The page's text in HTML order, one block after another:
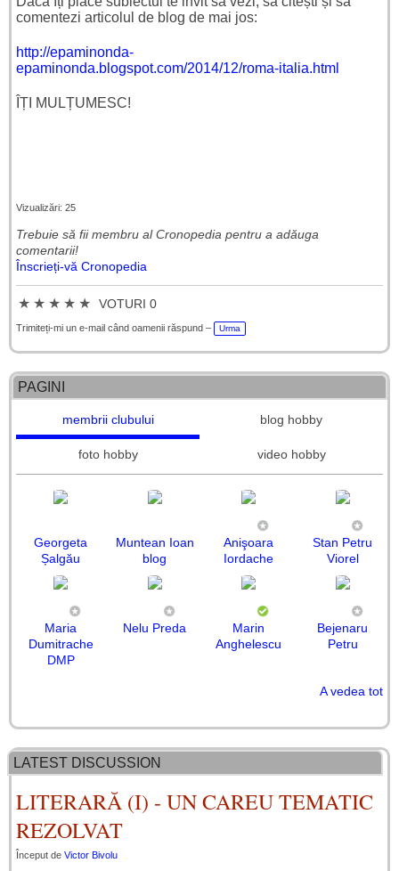
comentezi articolul de blog de mai jos:
http://epaminonda-
epaminonda.blogspot.com/2014/12/roma-italia.html
ÎȚI MULȚUMESC!
Vizualizări: 25
Trebuie să fii membru al Cronopedia ​​pentru a adăuga
comentarii!
Înscrieți-vă Cronopedia
★ ★ ★ ★ ★ VOTURI 0
Trimiteți-mi un e-mail când oamenii răspund – Urma
PAGINI
membrii clubului blog hobby
foto hobby video hobby
Georgeta
Șalgău
Muntean Ioan
blog
Anişoara
Iordache
Stan Petru
Viorel
Maria
Dumitrache
DMP
Nelu Preda
Marin
Anghelescu
Bejenaru
Petru
CARACAS
MIRCEA
FLORIN
Mariana
Rogoz
Stratulat
Maria-Ileana
Tănase
Daniela
Vîlceanu
Matei Ioaniţiu Paul Rotaru Johnny Em
Nitu
Constantin
Rodica
Bogdan
Petru Plătică Pop Dorina Ada Nemescu
DANDU
BRIEL
Constantin
Bidulescu
A vedea tot
LATEST DISCUSSION
LITERARĂ (I) - UN CAREU TEMATIC
REZOLVAT
Început de Victor Bivolu